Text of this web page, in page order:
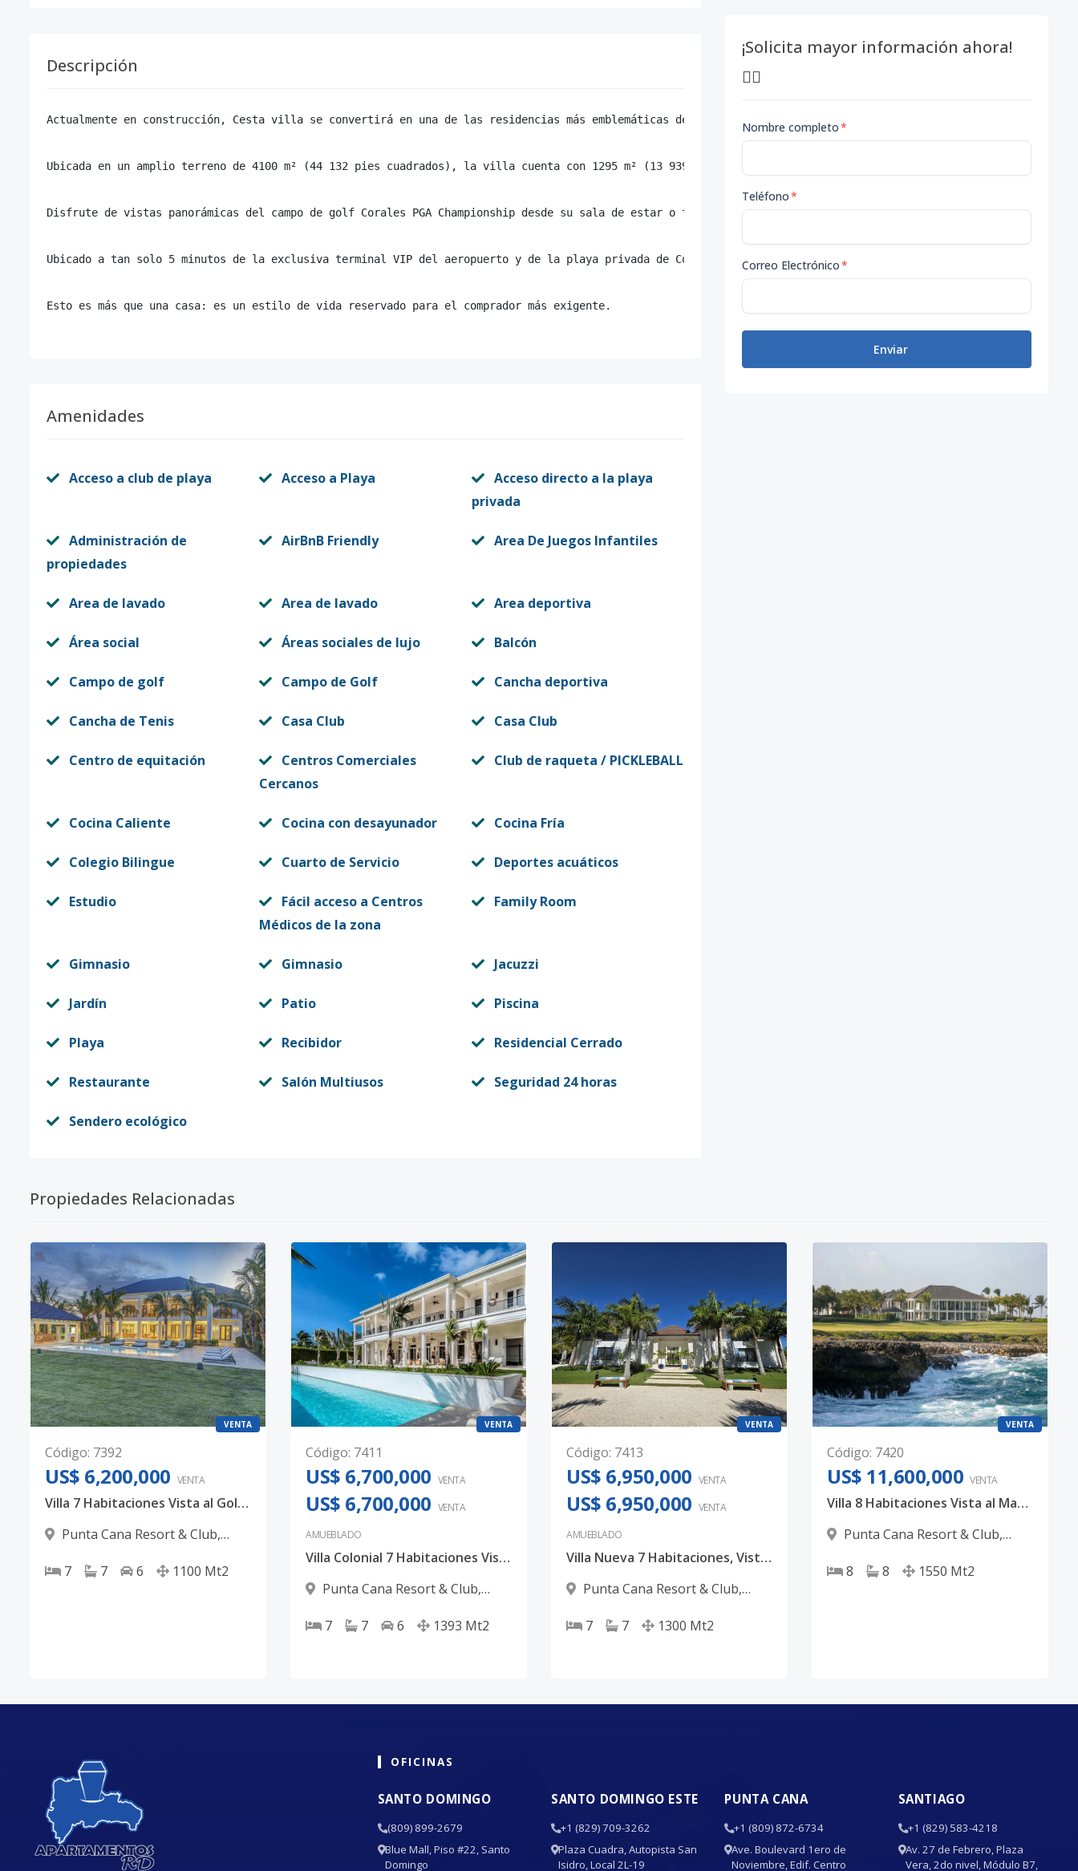
Descripción
Actualmente en construcción, Cesta villa se convertirá en una de las residencias más emblemáticas del prestigioso Puntacana Resort & Club. Esta
Ubicada en un amplio terreno de 4100 m² (44 132 pies cuadrados), la villa cuenta con 1295 m² (13 939 pies cuadrados) de espacio habitable diseñado con
Disfrute de vistas panorámicas del campo de golf Corales PGA Championship desde su sala de estar o terraza privada. La casa cuenta con una sala de
Ubicado a tan solo 5 minutos de la exclusiva terminal VIP del aeropuerto y de la playa privada de Corales, Corales 79 ofrece no solo privacidad y lujo, sino
Esto es más que una casa: es un estilo de vida reservado para el comprador más exigente.
Amenidades
Acceso a club de playa Acceso a Playa
Acceso directo a la playa
privada
Administración de
propiedades
AirBnB Friendly Area De Juegos Infantiles
Area de lavado Area de lavado Area deportiva
Área social Áreas sociales de lujo Balcón
Campo de golf Campo de Golf Cancha deportiva
Cancha de Tenis Casa Club Casa Club
Centro de equitación
Centros Comerciales
Cercanos
Club de raqueta / PICKLEBALL
Cocina Caliente Cocina con desayunador Cocina Fría
Colegio Bilingue Cuarto de Servicio Deportes acuáticos
Estudio
Fácil acceso a Centros
Médicos de la zona
Family Room
Gimnasio Gimnasio Jacuzzi
Jardín Patio Piscina
Playa Recibidor Residencial Cerrado
Restaurante Salón Multiusos Seguridad 24 horas
Sendero ecológico
¡Solicita mayor información ahora!
👇🏽
Nombre completo*
Teléfono*
Correo Electrónico*
Enviar
Propiedades Relacionadas
VENTA
Código: 7392
US$ 6,200,000 VENTA
Villa 7 Habitaciones Vista al Golf Corales Puntacana Resort & Club
Punta Cana Resort & Club,
7
7 6 1100 Mt2
VENTA
Código: 7411
US$ 6,700,000 VENTA
US$ 6,700,000 VENTA
AMUEBLADO
Villa Colonial 7 Habitaciones Vista Golf Corales Puntacana Resort & Club
Punta Cana Resort & Club,
7
7 6 1393 Mt2
VENTA
Código: 7413
US$ 6,950,000 VENTA
US$ 6,950,000 VENTA
AMUEBLADO
Villa Nueva 7 Habitaciones, Vista al Golf Corales Puntacana Resort & Club
Punta Cana Resort & Club,
7
7 1300 Mt2
VENTA
Código: 7420
US$ 11,600,000 VENTA
Villa 8 Habitaciones Vista al Mar y Golf en Corales Puntacana Resort & Club
Punta Cana Resort & Club,
8
8 1550 Mt2
OFICINAS
SANTO DOMINGO
(809) 899-2679
Blue Mall, Piso #22, Santo
Domingo
SANTO DOMINGO ESTE
+1 (829) 709-3262
Plaza Cuadra, Autopista San
Isidro, Local 2L-19
PUNTA CANA
+1 (809) 872-6734
Ave. Boulevard 1ero de
Noviembre, Edif. Centro
SANTIAGO
+1 (829) 583-4218
Av. 27 de Febrero, Plaza
Vera, 2do nivel, Módulo B7,